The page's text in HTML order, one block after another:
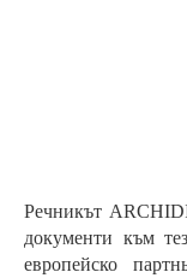
Речникът
документи към
европейско